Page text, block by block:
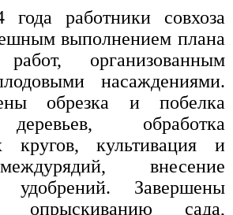
года работники совхоза
выполнением плана
организованным
насаждениями.
обрезка и побелка
обработка
кругов, культивация и
внесение
удобрений. Завершены
сада,